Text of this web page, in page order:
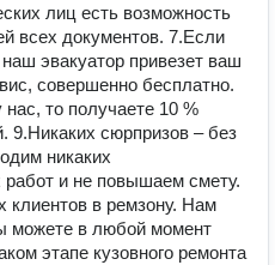
лиц есть возможность
всех документов. 7.Если
эвакуатор привезет ваш
совершенно бесплатно.
то получаете 10 %
9.Никаких сюрпризов – без
никаких
и не повышаем смету.
клиентов в ремзону. Нам
можете в любой момент
этапе кузовного ремонта